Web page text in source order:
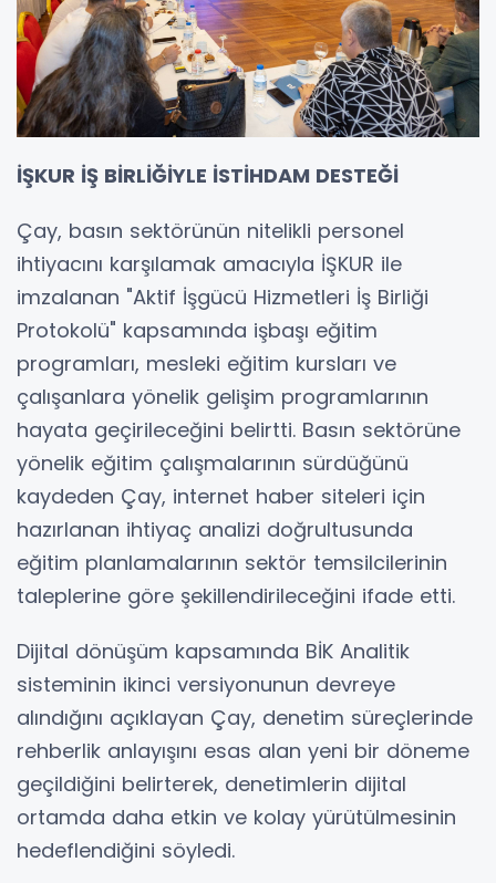
İŞKUR İŞ BİRLİĞİYLE İSTİHDAM DESTEĞİ
Çay, basın sektörünün nitelikli personel
ihtiyacını karşılamak amacıyla İŞKUR ile
imzalanan "Aktif İşgücü Hizmetleri İş Birliği
Protokolü" kapsamında işbaşı eğitim
programları, mesleki eğitim kursları ve
çalışanlara yönelik gelişim programlarının
hayata geçirileceğini belirtti. Basın sektörüne
yönelik eğitim çalışmalarının sürdüğünü
kaydeden Çay, internet haber siteleri için
hazırlanan ihtiyaç analizi doğrultusunda
eğitim planlamalarının sektör temsilcilerinin
taleplerine göre şekillendirileceğini ifade etti.
Dijital dönüşüm kapsamında BİK Analitik
sisteminin ikinci versiyonunun devreye
alındığını açıklayan Çay, denetim süreçlerinde
rehberlik anlayışını esas alan yeni bir döneme
geçildiğini belirterek, denetimlerin dijital
ortamda daha etkin ve kolay yürütülmesinin
hedeflendiğini söyledi.